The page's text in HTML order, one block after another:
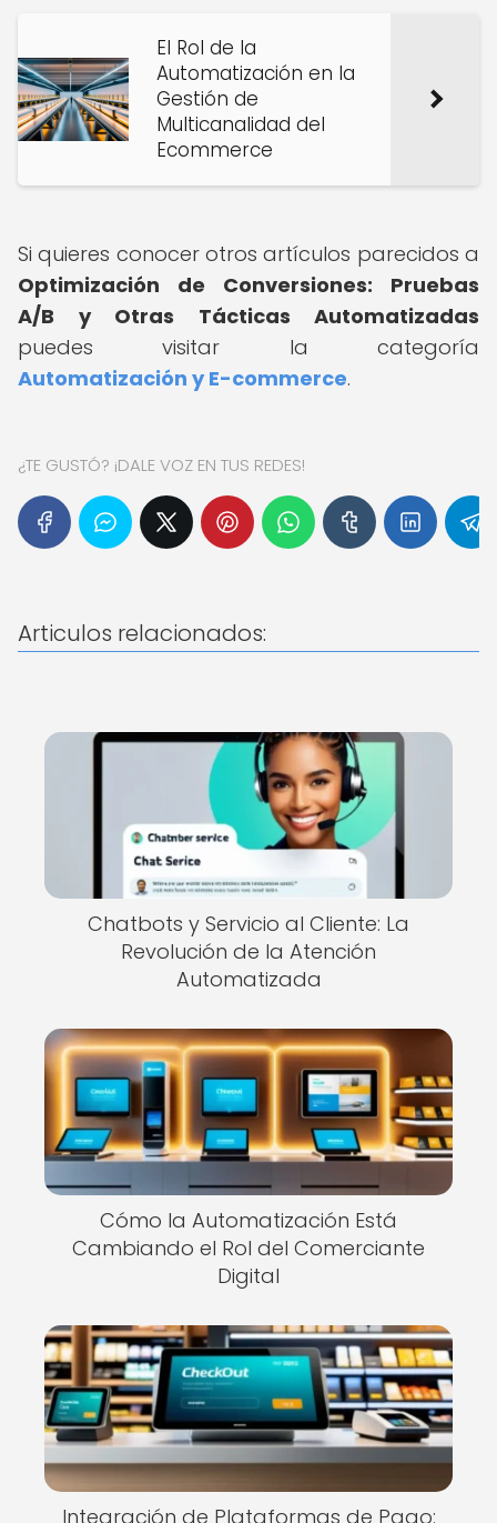
El Rol de la
Automatización en la
Gestión de
Multicanalidad del
Ecommerce
Si quieres conocer otros artículos parecidos a
Optimización de Conversiones: Pruebas
A/B y Otras Tácticas Automatizadas
puedes visitar la categoría
Automatización y E-commerce.
¿TE GUSTÓ? ¡DALE VOZ EN TUS REDES!
Articulos relacionados:
Chatbots y Servicio al Cliente: La
Revolución de la Atención
Automatizada
Cómo la Automatización Está
Cambiando el Rol del Comerciante
Digital
Integración de Plataformas de Pago: